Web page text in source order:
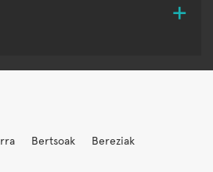
Bertsoak
Bereziak